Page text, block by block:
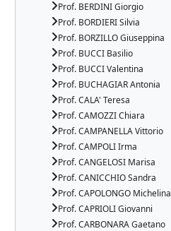
Prof. BERDINI Giorgio
Prof. BORDIERI Silvia
Prof. BORZILLO Giuseppina
Prof. BUCCI Basilio
Prof. BUCCI Valentina
Prof. BUCHAGIAR Antonia
Prof. CALA' Teresa
Prof. CAMOZZI Chiara
Prof. CAMPANELLA Vittorio
Prof. CAMPOLI Irma
Prof. CANGELOSI Marisa
Prof. CANICCHIO Sandra
Prof. CAPOLONGO Michelina
Prof. CAPRIOLI Giovanni
Prof. CARBONARA Gaetano